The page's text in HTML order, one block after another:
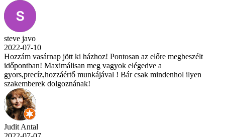
steve javo
2022-07-10
Hozzám vasárnap jött ki házhoz! Pontosan az előre megbeszélt
időpontban! Maximálisan meg vagyok elégedve a
gyors,precíz,hozzáértő munkájával ! Bár csak mindenhol ilyen
szakemberek dolgoznának!
Judit Antal